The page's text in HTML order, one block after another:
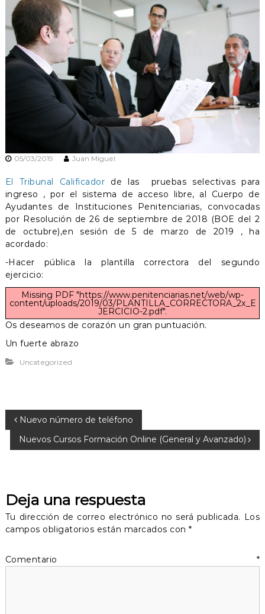
n
e
s
05/03/2019 Juan Miguel
El Tribunal Calificador de las pruebas selectivas para
ingreso , por el sistema de acceso libre, al Cuerpo de
Ayudantes de Instituciones Penitenciarias, convocadas
por Resolución de 26 de septiembre de 2018 (BOE del 2
de octubre),en sesión de 5 de marzo de 2019 , ha
acordado:
-Hacer pública la plantilla correctora del segundo
ejercicio:
Missing PDF "https://www.penitenciarias.net/web/wp-
content/uploads/2019/03/PLANTILLA_CORRECTORA_2x_E
JERCICIO-2.pdf".
Os deseamos de corazón un gran puntuación.
Un fuerte abrazo
Uncategorized
N
a
e
g
a
Nuevo número de teléfono
Nuevos Cursos Formación Online (General y Avanzado)
Deja una respuesta
Tu dirección de correo electrónico no será publicada. Los
campos obligatorios están marcados con*
Comentario *